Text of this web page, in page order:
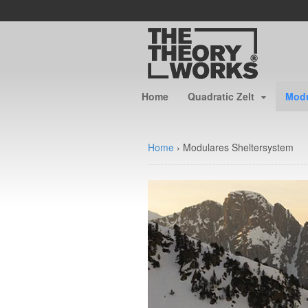
Home Quadratic Zelt
Home › Modulares Sheltersystem